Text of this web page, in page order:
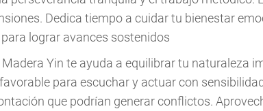
Dedica tiempo a cuidar tu bienestar
lograr avances sostenidos
Madera Yin te ayuda a equilibrar tu naturaleza
para escuchar y actuar con
que podrían generar conflictos.